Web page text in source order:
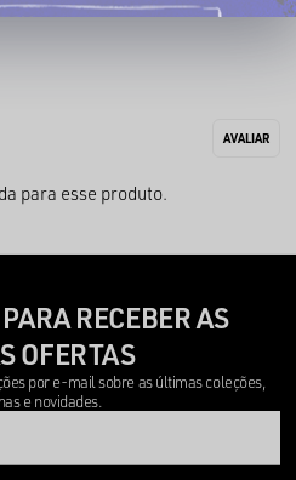
para esse produto.
RECEBER AS
OFERTAS
por e-mail sobre as últimas coleções,
e novidades.